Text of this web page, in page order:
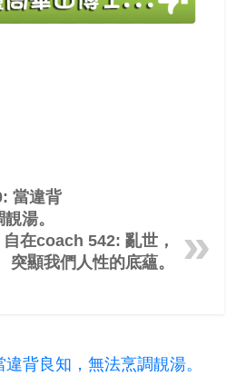
當違背
湯。
自在coach 542: 亂世，
突顯我們人性的底蘊。
背良知，無法烹調靚湯。